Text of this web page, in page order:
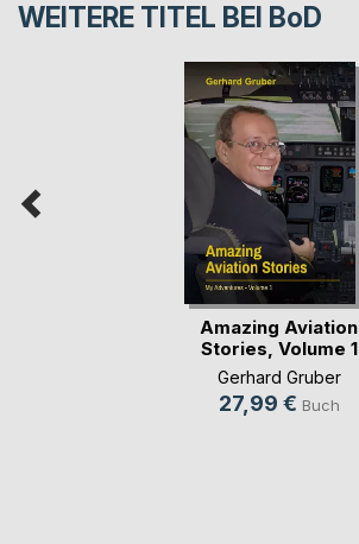
WEITERE TITEL BEI BoD
Amazing Aviation
Stories, Volume 1
Gerhard Gruber
27,99 € Buch